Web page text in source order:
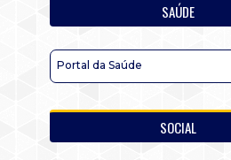
SAÚDE
Portal da Saúde
SOCIAL